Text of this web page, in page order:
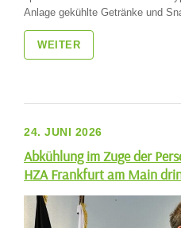
Anlage gekühlte Getränke und
WEITER
24. JUNI 2026
Abkühlung im Zuge der
HZA Frankfurt am Main